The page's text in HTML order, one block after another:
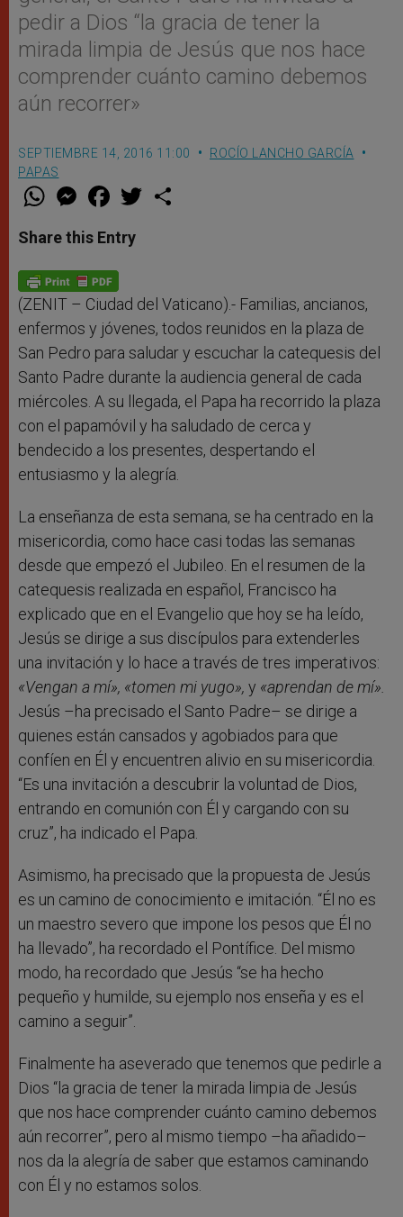
pedir a Dios “la gracia de tener la
mirada limpia de Jesús que nos hace
comprender cuánto camino debemos
aún recorrer»
SEPTIEMBRE 14, 2016 11:00
ROCÍO LANCHO GARCÍA
PAPAS
W
t
s
p
p
M
e
s
e
g
e
F
a
e
b
o
k
w
Share this Entry
(ZENIT – Ciudad del Vaticano).- Familias, ancianos,
enfermos y jóvenes, todos reunidos en la plaza de
San Pedro para saludar y escuchar la catequesis del
Santo Padre durante la audiencia general de cada
miércoles. A su llegada, el Papa ha recorrido la plaza
con el papamóvil y ha saludado de cerca y
bendecido a los presentes, despertando el
entusiasmo y la alegría.
La enseñanza de esta semana, se ha centrado en la
misericordia, como hace casi todas las semanas
desde que empezó el Jubileo. En el resumen de la
catequesis realizada en español, Francisco ha
explicado que en el Evangelio que hoy se ha leído,
Jesús se dirige a sus discípulos para extenderles
una invitación y lo hace a través de tres imperativos:
«Vengan a mí», «tomen mi yugo», y «aprendan de mí».
Jesús –ha precisado el Santo Padre– se dirige a
quienes están cansados y agobiados para que
confíen en Él y encuentren alivio en su misericordia.
“Es una invitación a descubrir la voluntad de Dios,
entrando en comunión con Él y cargando con su
cruz”, ha indicado el Papa.
Asimismo, ha precisado que la propuesta de Jesús
es un camino de conocimiento e imitación. “Él no es
un maestro severo que impone los pesos que Él no
ha llevado”, ha recordado el Pontífice. Del mismo
modo, ha recordado que Jesús “se ha hecho
pequeño y humilde, su ejemplo nos enseña y es el
camino a seguir”.
Finalmente ha aseverado que tenemos que pedirle a
Dios “la gracia de tener la mirada limpia de Jesús
que nos hace comprender cuánto camino debemos
aún recorrer”, pero al mismo tiempo –ha añadido–
nos da la alegría de saber que estamos caminando
con Él y no estamos solos.